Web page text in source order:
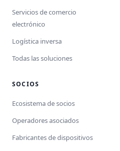
Servicios de comercio
electrónico
Logística inversa
Todas las soluciones
SOCIOS
Ecosistema de socios
Operadores asociados
Fabricantes de dispositivos